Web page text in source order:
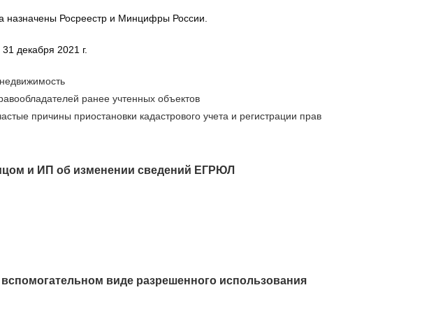
назначены Росреестр и Минцифры России.
декабря 2021 г.
недвижимость
ранее учтенных объектов
причины приостановки кадастрового учета и регистрации прав
и ИП об изменении сведений ЕГРЮЛ
виде разрешенного использования